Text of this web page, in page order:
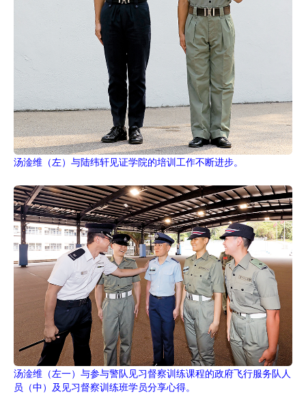
汤淦维（左）与陆纬轩见证学院的培训工作不断进步。
汤淦维（左一）与参与警队见习督察训练课程的政府飞行服务队人
员（中）及见习督察训练班学员分享心得。